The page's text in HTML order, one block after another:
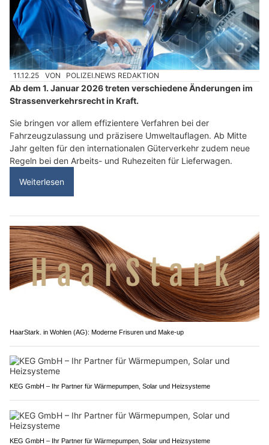
11.12.25 VON POLIZEI.NEWS REDAKTION
Ab dem 1. Januar 2026 treten verschiedene Änderungen im
Strassenverkehrsrecht in Kraft.
Sie bringen vor allem effizientere Verfahren bei der
Fahrzeugzulassung und präzisere Umweltauflagen. Ab Mitte
Jahr gelten für den internationalen Güterverkehr zudem neue
Regeln bei den Arbeits- und Ruhezeiten für Lieferwagen.
Weiterlesen
HaarStark. in Wohlen (AG): Moderne Frisuren und Make-up
KEG GmbH – Ihr Partner für Wärmepumpen, Solar und Heizsysteme
KEG GmbH – Ihr Partner für Wärmepumpen, Solar und Heizsysteme